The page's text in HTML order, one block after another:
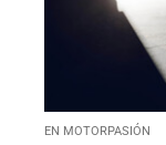
EN MOTORPASIÓN